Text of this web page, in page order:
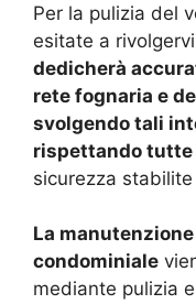
Per la pulizia del
esitate a
dedicherà
rete fognaria e
svolgendo tali
rispettando tutte
sicurezza
La
condominiale
mediante pulizia